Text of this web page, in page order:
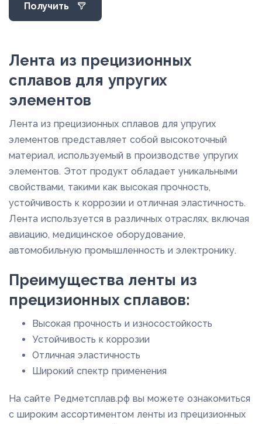
150
185
190
195
200
205
220
225
23
230
Получить
Лента из прецизионных
сплавов для упругих
элементов
Лента из прецизионных сплавов для упругих
элементов представляет собой высокоточный
материал, используемый в производстве упругих
элементов. Этот продукт обладает уникальными
свойствами, такими как высокая прочность,
устойчивость к коррозии и отличная эластичность.
Лента используется в различных отраслях, включая
авиацию, медицинское оборудование,
автомобильную промышленность и электронику.
Преимущества ленты из
прецизионных сплавов:
Высокая прочность и износостойкость
Устойчивость к коррозии
Отличная эластичность
Широкий спектр применения
На сайте Редметсплав.рф вы можете ознакомиться
с широким ассортиментом ленты из прецизионных